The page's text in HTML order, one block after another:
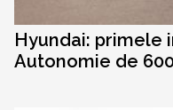
Hyundai: primele
Autonomie de